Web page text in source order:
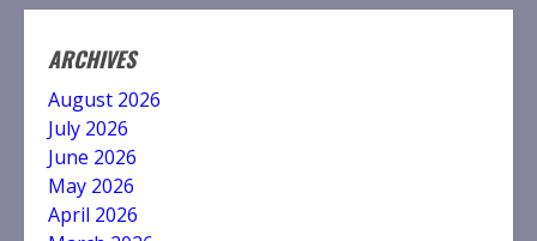
ARCHIVES
August 2026
July 2026
June 2026
May 2026
April 2026